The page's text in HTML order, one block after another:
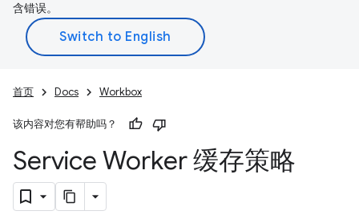
含错误。
首页 Docs Workbox
该内容对您有帮助吗？
Service Worker 缓存策略